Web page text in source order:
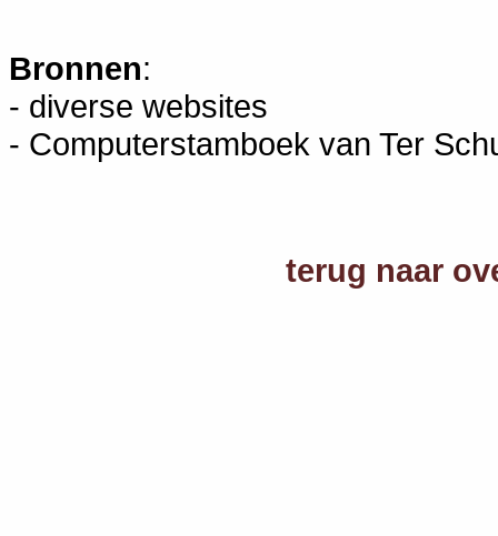
Bronnen:
- diverse websites
- Computerstamboek van Ter
terug naar